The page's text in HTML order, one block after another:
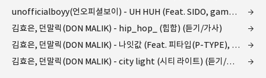
unofficialboyy(언오피셜보이) - UH HUH (Feat. SIDO, gamma) (Prod. Kiho Oum) (서리 디스곡) (듣기/가사)
김효은, 던말릭(DON MALIK) - hip_hop_ (힙합) (듣기/가사)
김효은, 던말릭(DON MALIK) - 나잇값 (Feat. 피타입(P-TYPE), 버벌진트(Verbal Jint)) (듣기/가사)
김효은, 던말릭(DON MALIK) - city light (시티 라이트) (듣기/가사)